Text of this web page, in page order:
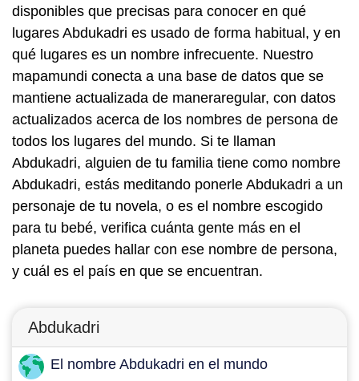
disponibles que precisas para conocer en qué
lugares Abdukadri es usado de forma habitual, y en
qué lugares es un nombre infrecuente. Nuestro
mapamundi conecta a una base de datos que se
mantiene actualizada de maneraregular, con datos
actualizados acerca de los nombres de persona de
todos los lugares del mundo. Si te llaman
Abdukadri, alguien de tu familia tiene como nombre
Abdukadri, estás meditando ponerle Abdukadri a un
personaje de tu novela, o es el nombre escogido
para tu bebé, verifica cuánta gente más en el
planeta puedes hallar con ese nombre de persona,
y cuál es el país en que se encuentran.
Abdukadri
El nombre Abdukadri en el mundo